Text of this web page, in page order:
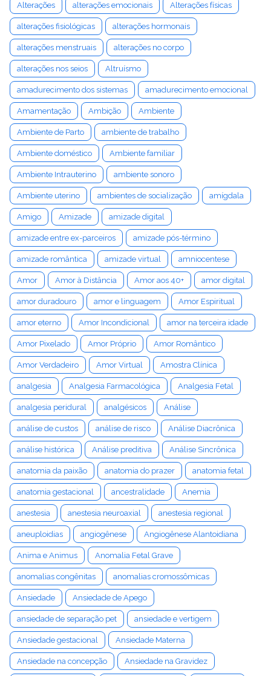
Alterações alterações emocionais Alterações físicas
alterações fisiológicas alterações hormonais
alterações menstruais alterações no corpo
alterações nos seios Altruísmo
amadurecimento dos sistemas amadurecimento emocional
Amamentação Ambição Ambiente
Ambiente de Parto ambiente de trabalho
Ambiente doméstico Ambiente familiar
Ambiente Intrauterino ambiente sonoro
Ambiente uterino ambientes de socialização amígdala
Amigo Amizade amizade digital
amizade entre ex-parceiros amizade pós-término
amizade romântica amizade virtual amniocentese
Amor Amor à Distância Amor aos 40+ amor digital
amor duradouro amor e linguagem Amor Espiritual
amor eterno Amor Incondicional amor na terceira idade
Amor Pixelado Amor Próprio Amor Romântico
Amor Verdadeiro Amor Virtual Amostra Clínica
analgesia Analgesia Farmacológica Analgesia Fetal
analgesia peridural analgésicos Análise
análise de custos análise de risco Análise Diacrônica
análise histórica Análise preditiva Análise Sincrônica
anatomia da paixão anatomia do prazer anatomia fetal
anatomia gestacional ancestralidade Anemia
anestesia anestesia neuroaxial anestesia regional
aneuploidias angiogênese Angiogênese Alantoidiana
Anima e Animus Anomalia Fetal Grave
anomalias congênitas anomalias cromossômicas
Ansiedade Ansiedade de Apego
ansiedade de separação pet ansiedade e vertigem
Ansiedade gestacional Ansiedade Materna
Ansiedade na concepção Ansiedade na Gravidez